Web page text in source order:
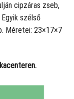
cipzáras zseb,
szélső
Méretei: 23×17×7